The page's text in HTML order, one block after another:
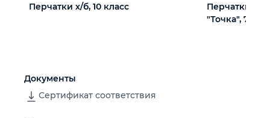
Перчатки х/б, 10 класс
Перчатки х/
"Точка", 7
Документы
Сертификат соответствия